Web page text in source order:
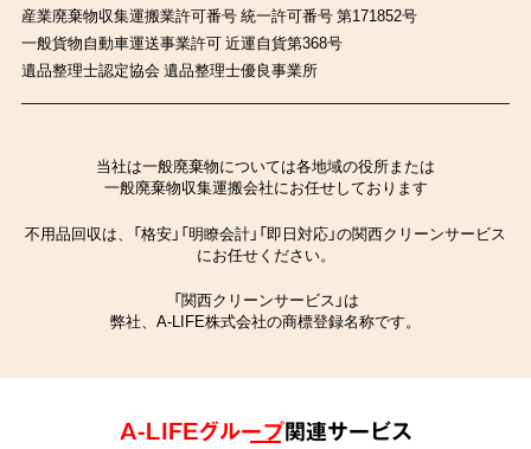
産業廃棄物収集運搬業許可番号 統一許可番号 第171852号
一般貨物自動車運送事業許可 近運自貨第368号
遺品整理士認定協会 遺品整理士優良事業所
当社は一般廃棄物については各地域の役所または
一般廃棄物収集運搬会社にお任せしております
不用品回収は、「格安」「明瞭会計」「即日対応」の関西クリーンサービス
にお任せください。
「関西クリーンサービス」は
弊社、A-LIFE株式会社の商標登録名称です。
A-LIFEグループ関連サービス